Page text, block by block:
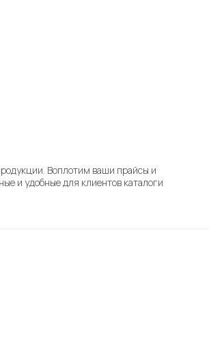
Воплотим ваши прайсы и
и удобные для клиентов каталоги